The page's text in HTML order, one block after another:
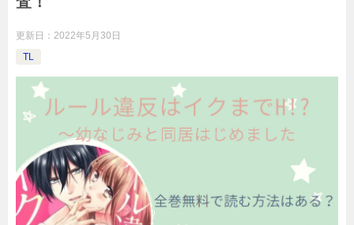
更新日： 2022年5月30日
TL